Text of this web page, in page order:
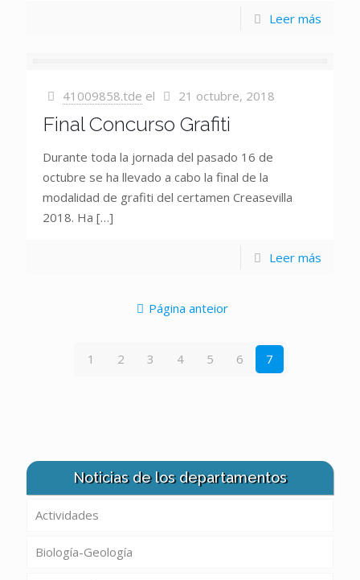
Leer más
41009858.tde el 21 octubre, 2018
Final Concurso Grafiti
Durante toda la jornada del pasado 16 de
octubre se ha llevado a cabo la final de la
modalidad de grafiti del certamen Creasevilla
2018. Ha […]
Leer más
Página anteior
1 2 3 4 5 6 7
Noticias de los departamentos
Actividades
Biología-Geología